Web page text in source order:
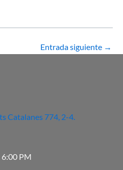
Entrada siguiente →
Catalanes 774, 2-4.
PM